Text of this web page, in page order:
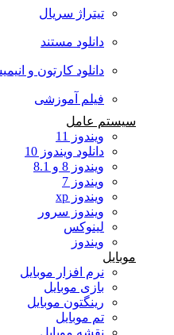
تیتراژ سریال
دانلود مستند
دانلود کارتون و انیمیشن
فیلم آموزشی
سیستم عامل
ویندوز 11
دانلود ویندوز 10
ویندوز 8 و 8.1
ویندوز 7
ویندوز xp
ویندوز سرور
لینوکس
ویندوز
نرم افزار موبایل
بازی موبایل
رینگتون موبایل
تم موبایل
نقشه موبایل